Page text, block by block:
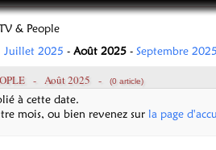
& People
Juillet 2025 - Août 2025- Septembre
- Août 2025 - (0 article)
à cette date.
mois, ou bien revenez sur la page